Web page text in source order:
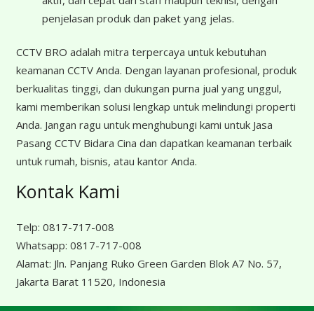
penjelasan produk dan paket yang jelas.
CCTV BRO adalah mitra terpercaya untuk kebutuhan
keamanan CCTV Anda. Dengan layanan profesional, produk
berkualitas tinggi, dan dukungan purna jual yang unggul,
kami memberikan solusi lengkap untuk melindungi properti
Anda. Jangan ragu untuk menghubungi kami untuk Jasa
Pasang CCTV Bidara Cina dan dapatkan keamanan terbaik
untuk rumah, bisnis, atau kantor Anda.
Kontak Kami
Telp: 0817-717-008
Whatsapp: 0817-717-008
Alamat: Jln. Panjang Ruko Green Garden Blok A7 No. 57,
Jakarta Barat 11520, Indonesia